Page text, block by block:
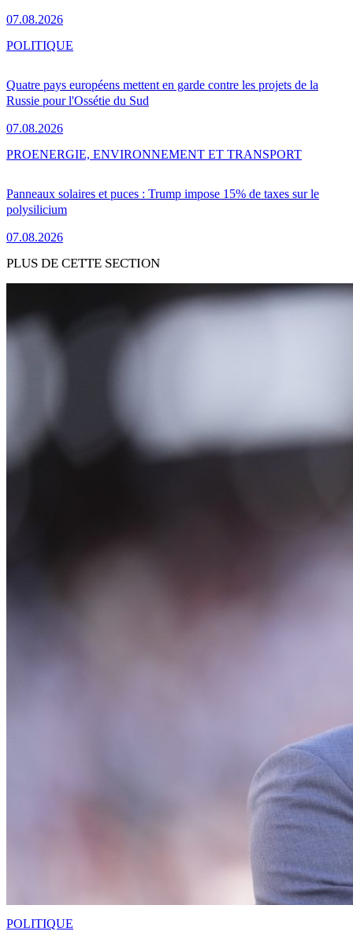
07.08.2026
Quatre pays européens mettent en garde contre les projets de la
Russie pour l'Ossétie du Sud
07.08.2026
POLITIQUE
Panneaux solaires et puces : Trump impose 15% de taxes sur le
polysilicium
07.08.2026
PROENERGIE, ENVIRONNEMENT ET TRANSPORT
PLUS DE CETTE SECTION
POLITIQUE